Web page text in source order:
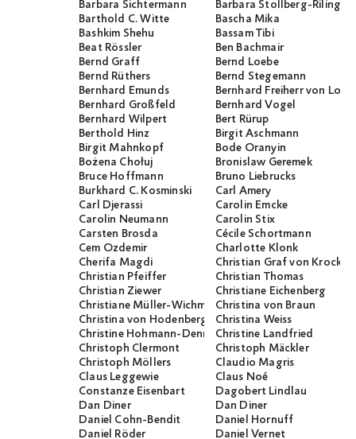
Barbara Sichtermann
Barbara Stollberg-Rilinger
Barthold C. Witte
Bascha Mika
Bashkim Shehu
Bassam Tibi
Beat Rössler
Ben Bachmair
Bernd Graff
Bernd Loebe
Bernd Rüthers
Bernd Stegemann
Bernhard Emunds
Bernhard Freiherr von
Bernhard Großfeld
Bernhard Vogel
Bernhard Wilpert
Bert Rürup
Berthold Hinz
Birgit Aschmann
Birgit Mahnkopf
Bode Oranyin
Bożena Chołuj
Bronislaw Geremek
Bruce Hoffmann
Bruno Liebrucks
Burkhard C. Kosminski
Carl Amery
Carl Djerassi
Carolin Emcke
Carolin Neumann
Carolin Stix
Carsten Brosda
Cécile Schortmann
Cem Özdemir
Charlotte Klonk
Cherifa Magdi
Christian Graf von
Christian Pfeiffer
Christian Thomas
Christian Ziewer
Christiane Eichenberg
Christiane Müller-WichmannChristina von Braun
Christina von Hodenberg
Christina Weiss
Christine Hohmann-DennhardtChristine Landfried
Christoph Clermont
Christoph Mäckler
Christoph Möllers
Claudio Magris
Claus Leggewie
Claus Noé
Constanze Eisenbart
Dagobert Lindlau
Dan Diner
Dan Diner
Daniel Cohn-Bendit
Daniel Hornuff
Daniel Röder
Daniel Vernet